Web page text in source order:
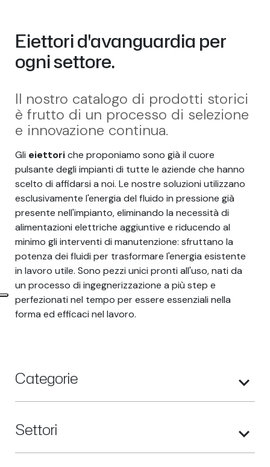
Eiettori d'avanguardia per
ogni settore.
Il nostro catalogo di prodotti storici
è frutto di un processo di selezione
e innovazione continua.
Gli eiettoriche proponiamo sono già il cuore
pulsante degli impianti di tutte le aziende che hanno
scelto di affidarsi a noi. Le nostre soluzioni utilizzano
esclusivamente l'energia del fluido in pressione già
presente nell'impianto, eliminando la necessità di
alimentazioni elettriche aggiuntive e riducendo al
minimo gli interventi di manutenzione: sfruttano la
potenza dei fluidi per trasformare l'energia esistente
in lavoro utile. Sono pezzi unici pronti all'uso, nati da
un processo di ingegnerizzazione a più step e
perfezionati nel tempo per essere essenziali nella
forma ed efficaci nel lavoro.
Categorie
Settori